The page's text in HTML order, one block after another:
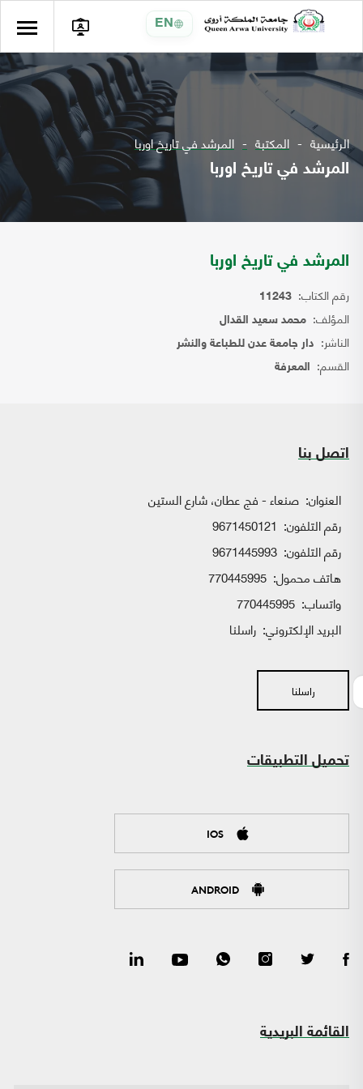
EN
الرئيسية المكتبة المرشد في تاريخ اوربا
المرشد في تاريخ اوربا
المرشد في تاريخ اوربا
رقم الكتاب: 11243
المؤلف: محمد سعيد القدال
الناشر: دار جامعة عدن للطباعة والنشر
القسم: المعرفة
اتصل بنا
العنوان: صنعاء - فج عطان، شارع الستين
رقم التلفون: 9671450121
رقم التلفون: 9671445993
هاتف محمول: 770445995
واتساب:
البريد الإلكتروني: راسلنا
راسلنا
تحميل التطبيقات
IOS
ANDROID
القائمة البريدية